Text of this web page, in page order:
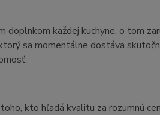
doplnkom každej kuchyne, o tom
sa momentálne dostáva
kto hľadá kvalitu za rozumnú